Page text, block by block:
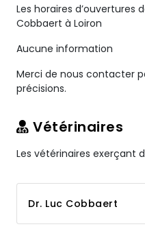
Les horaires d’ouvertures
Cobbaert à Loiron
Aucune information
Merci de nous contacter
précisions.
Vétérinaires
Les vétérinaires exerçant
Dr. Luc Cobbaert